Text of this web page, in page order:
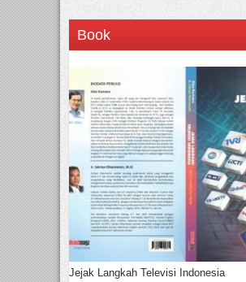
Book
Jejak Langkah Televisi Indonesia